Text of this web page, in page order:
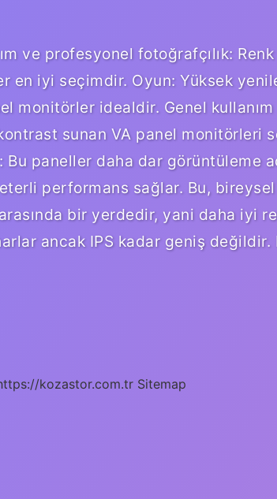
ve profesyonel fotoğrafçılık:
iyi seçimdir. Oyun: Yüksek
monitörler idealdir. Genel
sunan VA panel monitörleri
paneller daha dar görüntüleme
performans sağlar. Bu,
bir yerdedir, yani daha iyi
ancak IPS kadar geniş değildir.
kozastor.com.tr Sitemap